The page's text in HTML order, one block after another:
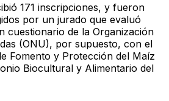
171 inscripciones, y fueron
por un jurado que evaluó
cuestionario de la Organización
(ONU), por supuesto, con el
Fomento y Protección del Maíz
Biocultural y Alimentario del